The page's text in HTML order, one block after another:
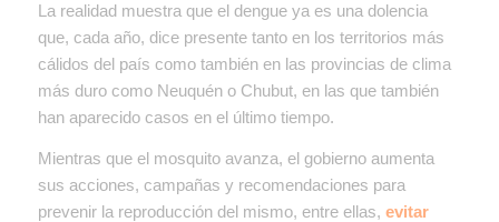
La realidad muestra que el dengue ya es una dolencia
que, cada año, dice presente tanto en los territorios más
cálidos del país como también en las provincias de clima
más duro como Neuquén o Chubut, en las que también
han aparecido casos en el último tiempo.
Mientras que el mosquito avanza, el gobierno aumenta
sus acciones, campañas y recomendaciones para
prevenir la reproducción del mismo, entre ellas, evitar